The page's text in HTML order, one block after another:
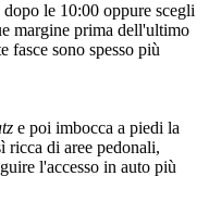
le 10:00 oppure scegli
margine prima dell'ultimo
fasce sono spesso più
e poi imbocca a piedi la
ricca di aree pedonali,
l'accesso in auto più